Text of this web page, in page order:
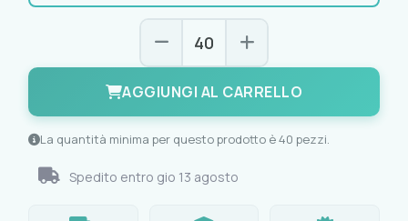
AGGIUNGI AL CARRELLO
La quantità minima per questo prodotto è 40 pezzi.
Spedito entro gio 13 agosto